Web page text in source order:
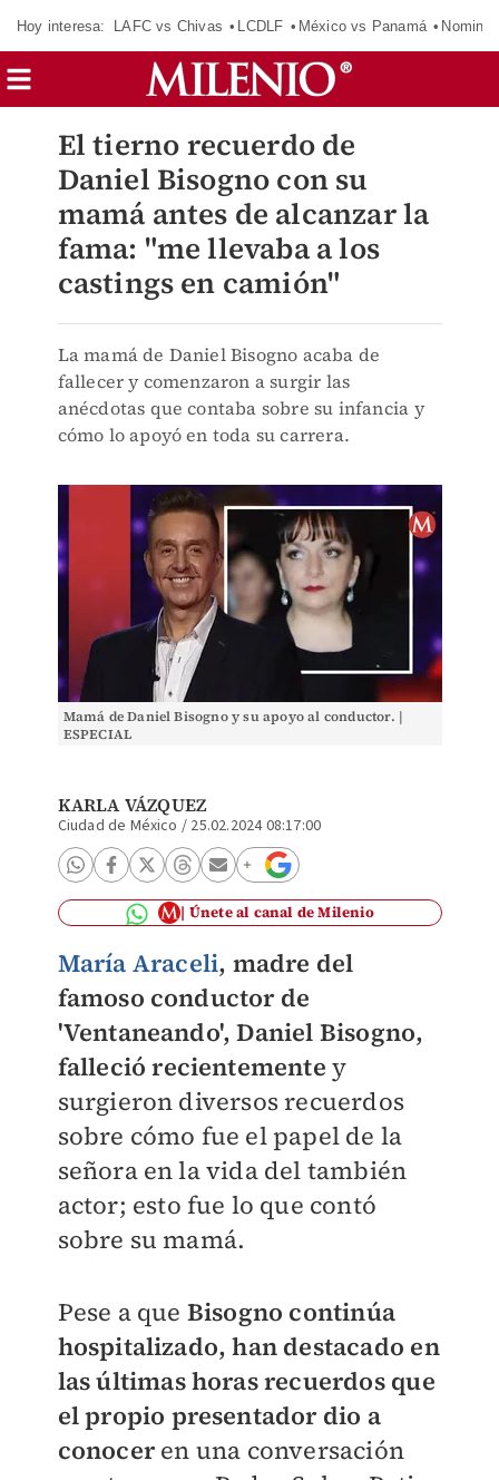
Hoy interesa: LAFC vs Chivas LCDLF México vs Panamá
El tierno recuerdo de
Daniel Bisogno con su
mamá antes de alcanzar la
fama: "me llevaba a los
castings en camión"
La mamá de Daniel Bisogno acaba de
fallecer y comenzaron a surgir las
anécdotas que contaba sobre su infancia y
cómo lo apoyó en toda su carrera.
Mamá de Daniel Bisogno y su apoyo al conductor. |
ESPECIAL
KARLA VÁZQUEZ
Ciudad de México / 25.02.2024 08:17:00
Únete al canal de Milenio
María Araceli, madre del
famoso conductor de
'Ventaneando', Daniel Bisogno,
falleció recientemente y
surgieron diversos recuerdos
sobre cómo fue el papel de la
señora en la vida del también
actor; esto fue lo que contó
sobre su mamá.
Pese a que Bisogno continúa
hospitalizado, han destacado en
las últimas horas recuerdos que
el propio presentador dio a
conoceren una conversación